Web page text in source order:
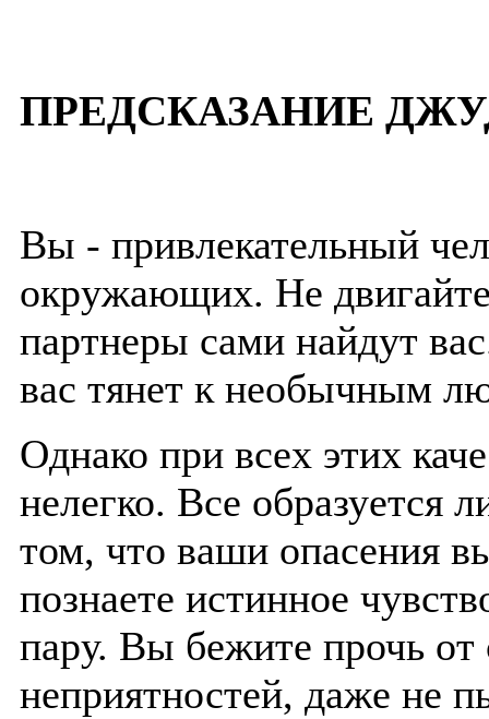
ПРЕДСКАЗАНИЕ
Вы - привлекательный
окружающих. Не
партнеры сами найдут
вас тянет к необычным
Однако при всех этих
нелегко. Все образуется
том, что ваши опасения
познаете истинное
пару. Вы бежите прочь
неприятностей, даже не